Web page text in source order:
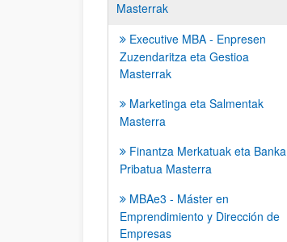
Masterrak
Executive MBA - Enpresen
Zuzendaritza eta Gestioa
Masterrak
Marketinga eta Salmentak
Masterra
Finantza Merkatuak eta Banka
Pribatua Masterra
MBAe3 - Máster en
Emprendimiento y Dirección de
Empresas